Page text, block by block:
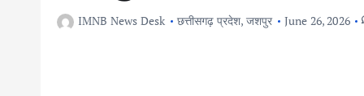
IMNB News Desk छत्तीसगढ़ प्रदेश, जशपुर June 26, 2026